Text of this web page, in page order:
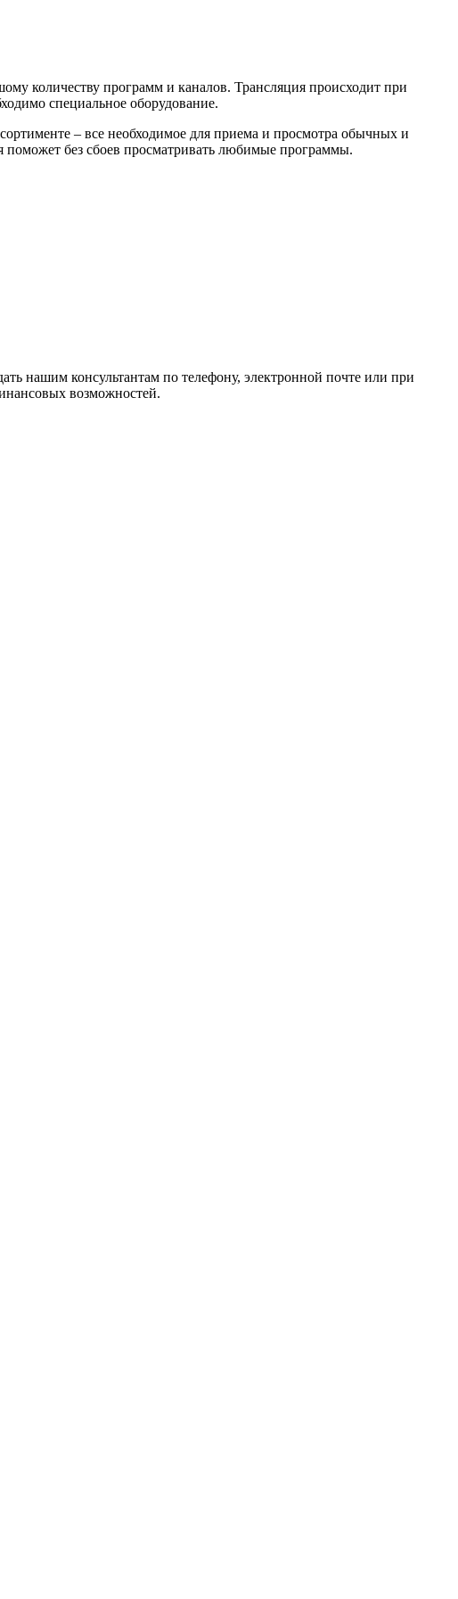
количеству программ и каналов. Трансляция происходит при
специальное оборудование.
– все необходимое для приема и просмотра обычных и
без сбоев просматривать любимые программы.
нашим консультантам по телефону, электронной почте или при
возможностей.